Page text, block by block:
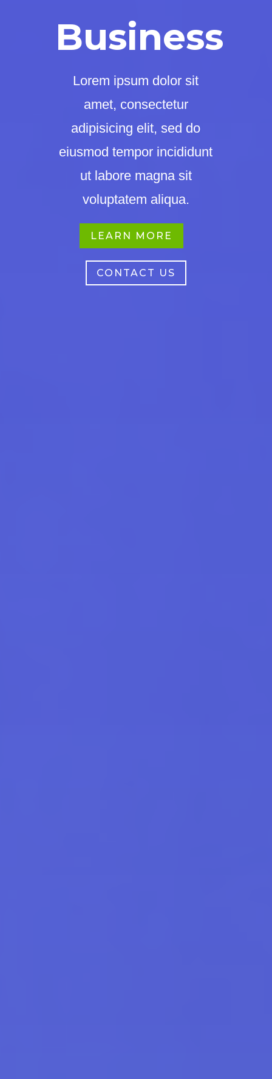
Business
Lorem ipsum dolor sit
amet, consectetur
adipisicing elit, sed do
eiusmod tempor incididunt
ut labore magna sit
voluptatem aliqua.
LEARN MORE
CONTACT US